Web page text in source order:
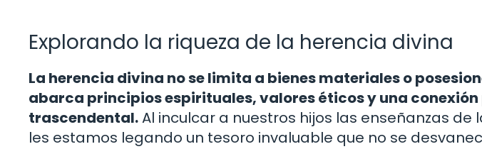
Explorando la riqueza de la herencia divina
La herencia divina no se limita a bienes materiales o
abarca principios espirituales, valores éticos y una
trascendental.Al inculcar a nuestros hijos las enseñanzas de
les estamos legando un tesoro invaluable que no se